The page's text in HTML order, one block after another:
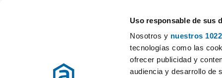
Uso responsable de sus
Nosotros y nuestros
tecnologías como las
ofrecer publicidad y
audiencia y desarrollo de
Elegir distrito
Alquiler pisos Sevilla provincia Alquiler pisos Sevilla